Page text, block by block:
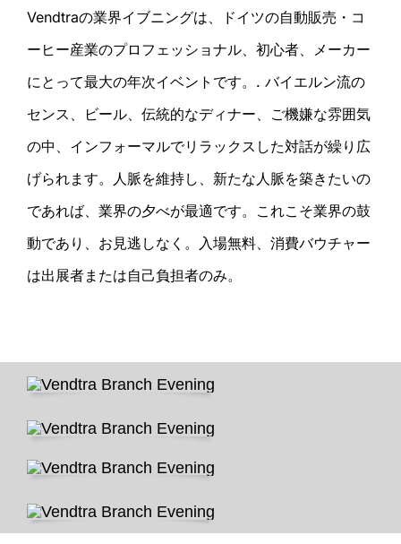
Vendtraの業界イブニングは、ドイツの自動販売・コ
ーヒー産業のプロフェッショナル、初心者、メーカー
にとって最大の年次イベントです。. バイエルン流の
センス、ビール、伝統的なディナー、ご機嫌な雰囲気
の中、インフォーマルでリラックスした対話が繰り広
げられます。人脈を維持し、新たな人脈を築きたいの
であれば、業界の夕べが最適です。これこそ業界の鼓
動であり、お見逃しなく。入場無料、消費バウチャー
は出展者または自己負担者のみ。